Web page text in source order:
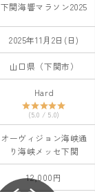
下関海響マラソン2025
2025年11月2日(日)
山口県（下関市）
Hard
(5.0 / 5.0)
オーヴィジョン海峡通
り海峡メッセ下関
12,000円